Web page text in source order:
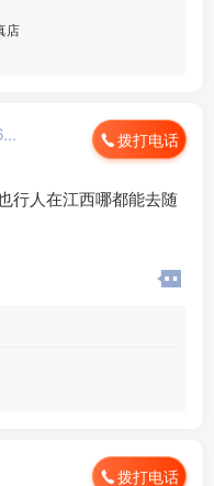
店
拨打电话
行人在江西哪都能去随
拨打电话